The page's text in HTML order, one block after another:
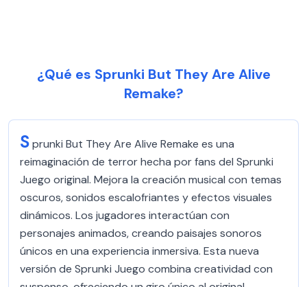
¿Qué es Sprunki But They Are Alive
Remake?
Sprunki But They Are Alive Remake es una
reimaginación de terror hecha por fans del Sprunki
Juego original. Mejora la creación musical con temas
oscuros, sonidos escalofriantes y efectos visuales
dinámicos. Los jugadores interactúan con
personajes animados, creando paisajes sonoros
únicos en una experiencia inmersiva. Esta nueva
versión de Sprunki Juego combina creatividad con